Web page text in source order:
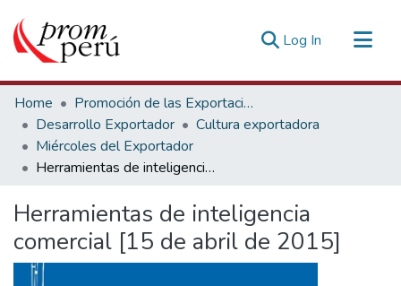
Log In (current)
Communities & Collections
All of DSpace
Statistics
Estadísticas Externas
Home
Promoción de las Exportaciones
Desarrollo Exportador
Cultura exportadora
Miércoles del Exportador
Herramientas de inteligencia comercial [15 de abril de 2015]
Herramientas de inteligencia
comercial [15 de abril de 2015]